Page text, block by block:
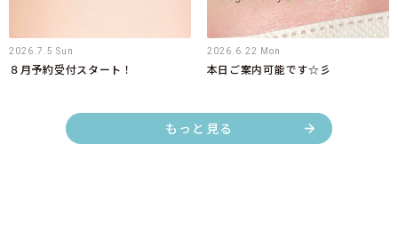
2026.7.5 Sun
８月予約受付スタート！
2026.6.22 Mon
本日ご案内可能です☆彡
もっと見る